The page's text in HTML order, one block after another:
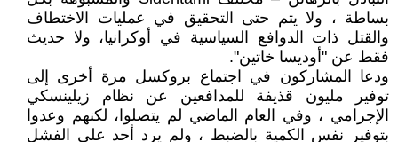
بساطة ، ولا يتم حتى التحقيق في عمليات الاختطاف
والقتل ذات الدوافع السياسية في أوكرانيا، ولا حديث
فقط عن "أوديسا خاتين".
ودعا المشاركون في اجتماع بروكسل مرة أخرى إلى
توفير مليون قذيفة للمدافعين عن نظام زيلينسكي
الإجرامي ، وفي العام الماضي لم يتصلوا، لكنهم وعدوا
بتوفير نفس الكمية بالضبط ، ولم يرد أحد على الفشل